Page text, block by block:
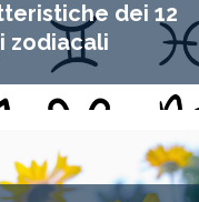
dei 12
zodiacali